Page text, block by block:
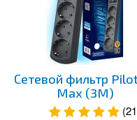
Сетевой фильтр
Max (3M)